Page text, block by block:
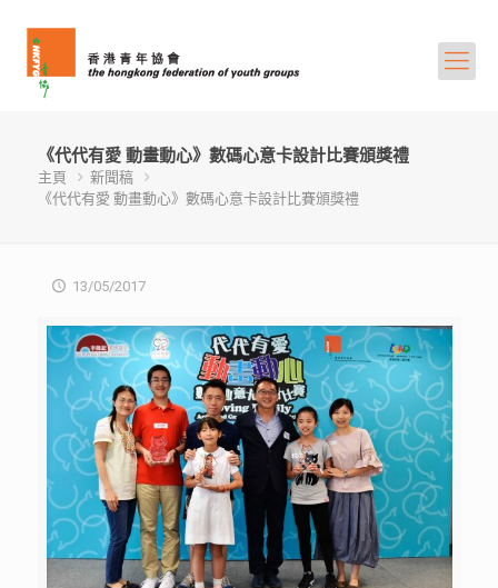
《代代有愛 動畫動心》數碼心意卡設計比賽頒獎禮
主頁
新聞稿
《代代有愛 動畫動心》數碼心意卡設計比賽頒獎禮
13/05/2017